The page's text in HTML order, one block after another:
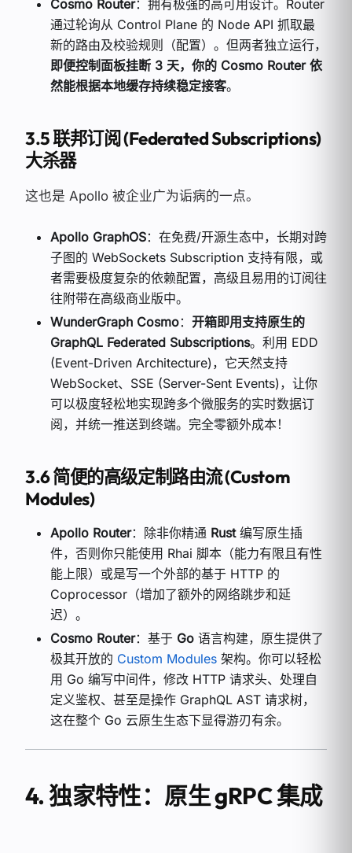
Cosmo Router：拥有极强的高可用设计。Router
通过轮询从 Control Plane 的 Node API 抓取最
新的路由及校验规则（配置）。但两者独立运行，
即便控制面板挂断 3 天，你的 Cosmo Router 依
然能根据本地缓存持续稳定接客。
3.5 联邦订阅 (Federated Subscriptions)
大杀器
这也是 Apollo 被企业广为诟病的一点。
Apollo GraphOS：在免费/开源生态中，长期对跨
子图的 WebSockets Subscription 支持有限，或
者需要极度复杂的依赖配置，高级且易用的订阅往
往附带在高级商业版中。
WunderGraph Cosmo： 开箱即用支持原生的
GraphQL Federated Subscriptions。利用 EDD
(Event-Driven Architecture)，它天然支持
WebSocket、SSE (Server-Sent Events)，让你
可以极度轻松地实现跨多个微服务的实时数据订
阅，并统一推送到终端。完全零额外成本！
3.6 简便的高级定制路由流 (Custom
Modules)
Apollo Router：除非你精通 Rust编写原生插
件，否则你只能使用 Rhai 脚本（能力有限且有性
能上限）或是写一个外部的基于 HTTP 的
Coprocessor（增加了额外的网络跳步和延
迟）。
Cosmo Router：基于 Go 语言构建，原生提供了
极其开放的 Custom Modules 架构。你可以轻松
用 Go 编写中间件，修改 HTTP 请求头、处理自
定义鉴权、甚至是操作 GraphQL AST 请求树，
这在整个 Go 云原生生态下显得游刃有余。
4. 独家特性：原生 gRPC 集成